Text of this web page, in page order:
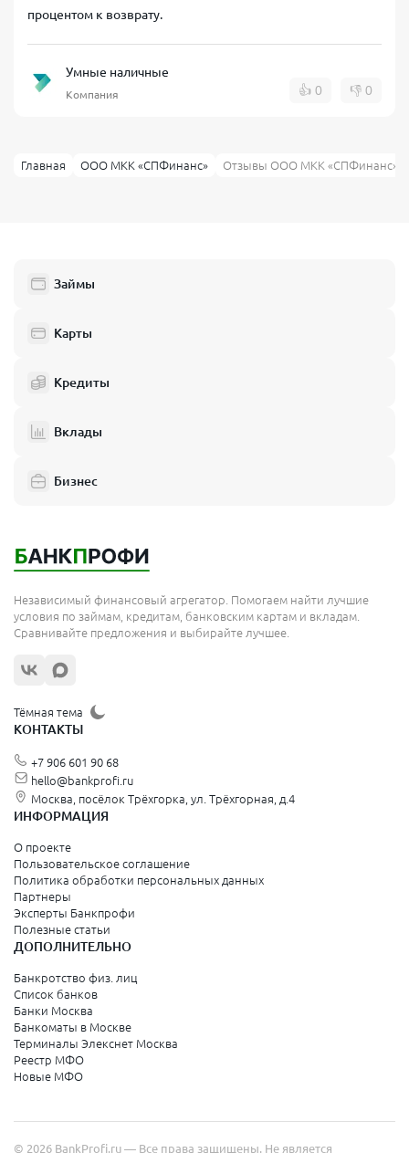
процентом к возврату.
Умные наличные
Компания 👍 0 👎 0
Главная ООО МКК «СПФинанс» Отзывы ООО МКК «СПФинанс»
Займы
Карты
Кредиты
Вклады
Бизнес
Независимый финансовый агрегатор. Помогаем найти лучшие
условия по займам, кредитам, банковским картам и вкладам.
Сравнивайте предложения и выбирайте лучшее.
Тёмная тема
КОНТАКТЫ
+7 906 601 90 68
hello@bankprofi.ru
Москва, посёлок Трёхгорка, ул. Трёхгорная, д.4
ИНФОРМАЦИЯ
О проекте
Пользовательское соглашение
Политика обработки персональных данных
Партнеры
Эксперты Банкпрофи
Полезные статьи
ДОПОЛНИТЕЛЬНО
Банкротство физ. лиц
Список банков
Банки Москва
Банкоматы в Москве
Терминалы Элекснет Москва
Реестр МФО
Новые МФО
© 2026 BankProfi.ru — Все права защищены. Не является